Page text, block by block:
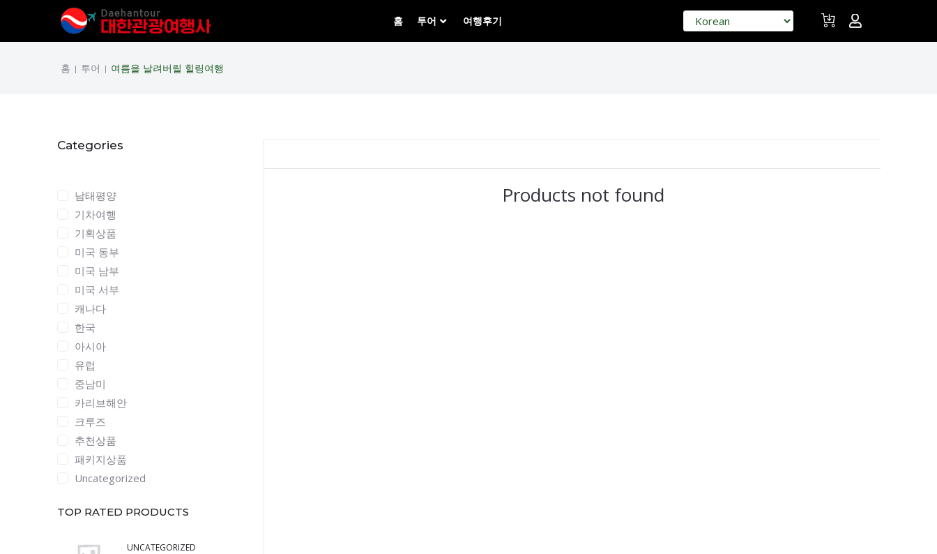
홈 투어 여행후기
홈 | 투어 | 여름을 날려버릴 힐링여행
Categories
남태평양
기차여행
기획상품
미국 동부
미국 남부
미국 서부
캐나다
한국
아시아
유럽
중남미
카리브해안
크루즈
추천상품
패키지상품
Uncategorized
TOP RATED PRODUCTS
UNCATEGORIZED
Products not found